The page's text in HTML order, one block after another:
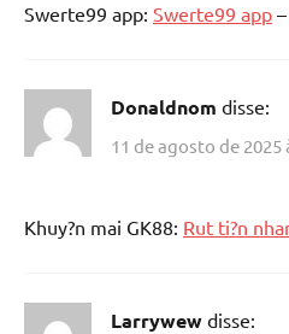
Swerte99 app: Swerte99 app
Donaldnom disse:
11 de agosto de 2025
Khuy?n mai GK88: Rut ti?n
Larrywew disse: